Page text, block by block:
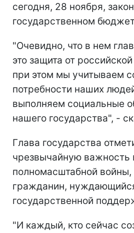
сегодня, 28 ноября,
государственном
"Очевидно, что в нем
это защита от
при этом мы учитываем
потребности наших
выполняем социальные
нашего государства", -
Глава государства
чрезвычайную важность
полномасштабной
гражданин,
государственной
"И каждый, кто сейчас